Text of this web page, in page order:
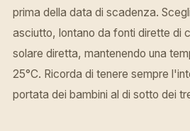
prima della data di scadenza.
asciutto, lontano da fonti dirette di
solare diretta, mantenendo una
25°C. Ricorda di tenere sempre
portata dei bambini al di sotto dei